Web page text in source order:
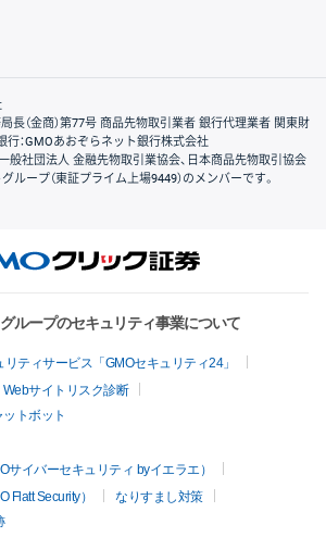
長（金商）第77号 商品先物取引業者 銀行代理業者 関東財
行：GMOあおぞらネット銀行株式会社
般社団法人 金融先物取引業協会、日本商品先物取引協会
ループ（東証プライム上場9449）のメンバーです。
ループのセキュリティ事業について
ティサービス「GMOセキュリティ24」
Webサイトリスク診断
トボット
サイバーセキュリティ byイエラエ）
Flatt Security）
なりすまし対策